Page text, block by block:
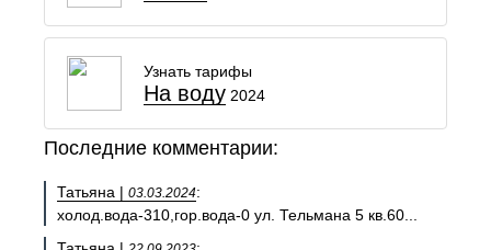
Узнать тарифы
На воду 2024
Последние комментарии:
Татьяна | 03.03.2024:
холод.вода-310,гор.вода-0 ул. Тельмана 5 кв.60...